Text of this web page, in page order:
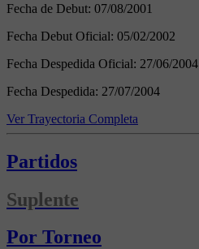
Fecha de Debut: 07/08/2001
Fecha Debut Oficial: 05/02/2002
Fecha Despedida Oficial: 27/06/2004
Fecha Despedida: 27/07/2004
Ver Trayectoria Completa
Partidos
Suplente
Por Torneo